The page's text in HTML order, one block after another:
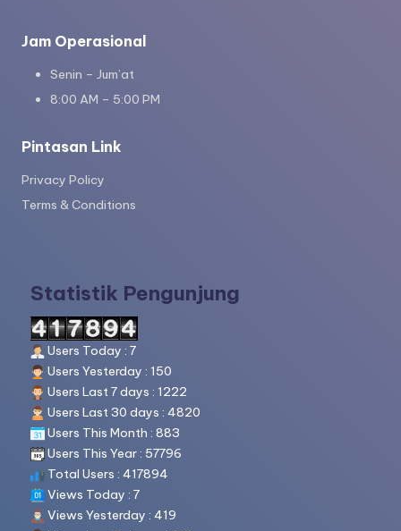
Jam Operasional
Senin – Jum’at
8:00 AM – 5:00 PM
Pintasan Link
Privacy Policy
Terms & Conditions
Statistik Pengunjung
Users Today : 7
Users Yesterday : 150
Users Last 7 days : 1222
Users Last 30 days : 4820
Users This Month : 883
Users This Year : 57796
Total Users : 417894
Views Today : 7
Views Yesterday : 419